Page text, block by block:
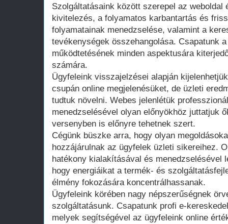
Szolgáltatásaink között szerepel az weboldal
kivitelezés, a folyamatos karbantartás és
folyamatainak menedzselése, valamint a
tevékenységek összehangolása. Csapatunk
működtetésének minden aspektusára
számára.
Ügyfeleink visszajelzései alapján
csupán online megjelenésüket, de üzleti
tudtuk növelni. Webes jelenlétük
menedzselésével olyan előnyökhöz juttatjuk
versenyben is előnyre tehetnek szert.
Cégünk büszke arra, hogy olyan
hozzájárulnak az ügyfelek üzleti sikereihez.
hatékony kialakításával és menedzselésével
hogy energiáikat a termék- és
élmény fokozására koncentrálhassanak.
Ügyfeleink körében nagy népszerűségnek
szolgáltatásunk. Csapatunk profi e-
melyek segítségével az ügyfeleink online